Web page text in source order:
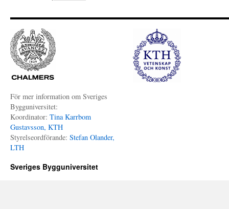
För mer information om Sveriges
Bygguniversitet:
Koordinator: Tina Karrbom
Gustavsson, KTH
Styrelseordförande: Stefan Olander,
LTH
Sveriges Bygguniversitet